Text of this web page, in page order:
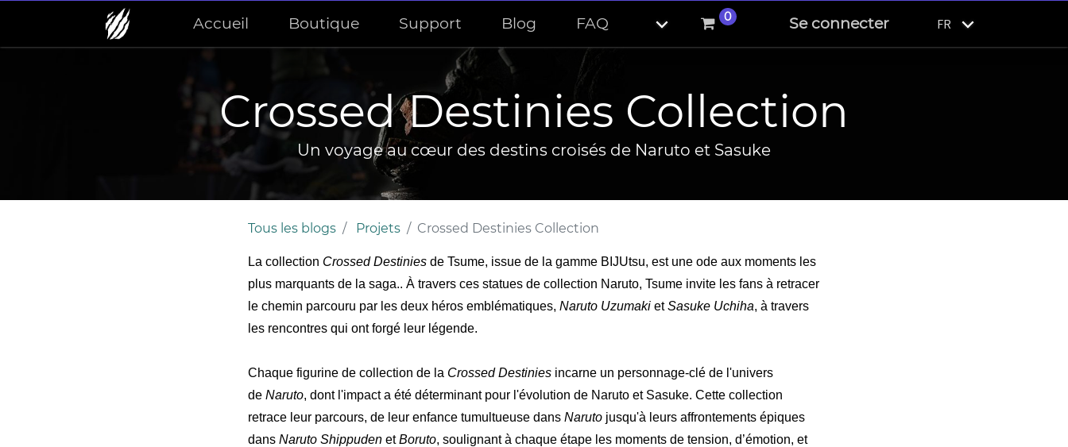
Accueil Boutique Support Blog FAQ 0 Se connecter FR
Crossed Destinies Collection
Un voyage au cœur des destins croisés de Naruto et Sasuke
Tous les blogs Projets Crossed Destinies Collection
La collection Crossed Destinies de Tsume, issue de la gamme BIJUtsu, est une ode aux moments les
plus marquants de la saga.. À travers ces statues de collection Naruto, Tsume invite les fans à retracer
le chemin parcouru par les deux héros emblématiques, Naruto Uzumaki etSasuke Uchiha, à travers
les rencontres qui ont forgé leur légende.
Chaque figurine de collection de la Crossed Destinies incarne un personnage-clé de l'univers
de Naruto, dont l'impact a été déterminant pour l'évolution de Naruto et Sasuke. Cette collection
retrace leur parcours, de leur enfance tumultueuse dans Naruto jusqu'à leurs affrontements épiques
dans Naruto Shippuden etBoruto, soulignant à chaque étape les moments de tension, d’émotion, et